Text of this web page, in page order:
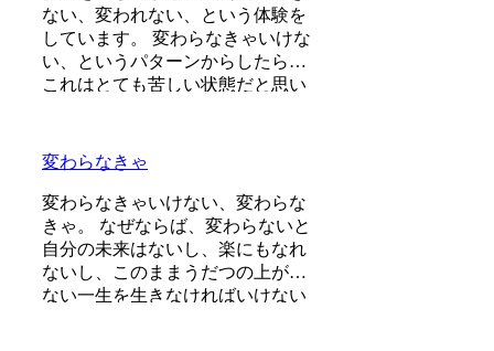
も精神的に一人で頑張って人に
は、どこか共通の強さを感じま
す。きっと一人で辛いこと、大変
なことを乗
ない、変われない、という体験を
しています。 変わらなきゃいけな
い、というパターンからしたら、
これはとても苦しい状態だと思い
くても変われない、やりたくても
体が重くてできない、それは、今
の自分への諦めであったり、変わ
らなくてもいいという、強制的な
選択のようにも思いました。 変わ
らなくてもいい、それは今の自分
とい
変わらなきゃ
変わらなきゃいけない、変わらな
きゃ。 なぜならば、変わらないと
自分の未来はないし、楽にもなれ
ないし、このままうだつの上がら
ない一生を生きなければいけない